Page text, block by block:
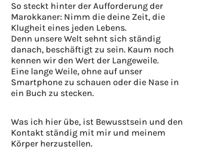
So steckt hinter der Aufforderung der
Marokkaner: Nimm die deine Zeit, die
Klugheit eines jeden Lebens.
Denn unsere Welt sehnt sich ständig
danach, beschäftigt zu sein. Kaum noch
kennen wir den Wert der Langeweile.
Eine lange Weile, ohne auf unser
Smartphone zu schauen oder die Nase in
ein Buch zu stecken.
Was ich hier übe, ist Bewusstsein und den
Kontakt ständig mit mir und meinem
Körper herzustellen.